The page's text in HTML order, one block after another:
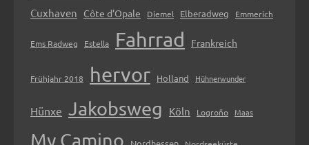
Cuxhaven Côte d’Opale Diemel Elberadweg Emmerich
Ems Radweg Estella Fahrrad Frankreich
Frühjahr 2018 hervor Holland Hühnerwunder
Hünxe Jakobsweg Köln Logroño Maas
My Camino